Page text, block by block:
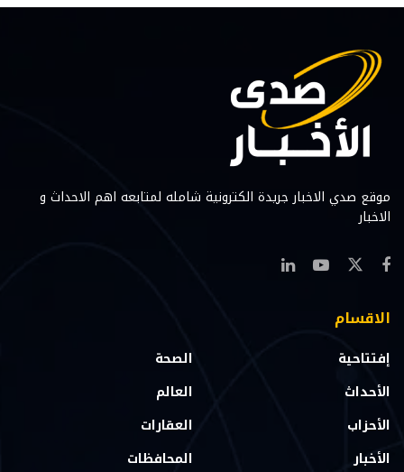
موقع صدي الاخبار جريدة الكترونية شامله لمتابعه اهم الاحداث و
الاخبار
الاقسام
إفتتاحية
الأحداث
الأحزاب
الأخبار
الصحة
العالم
العقارات
المحافظات